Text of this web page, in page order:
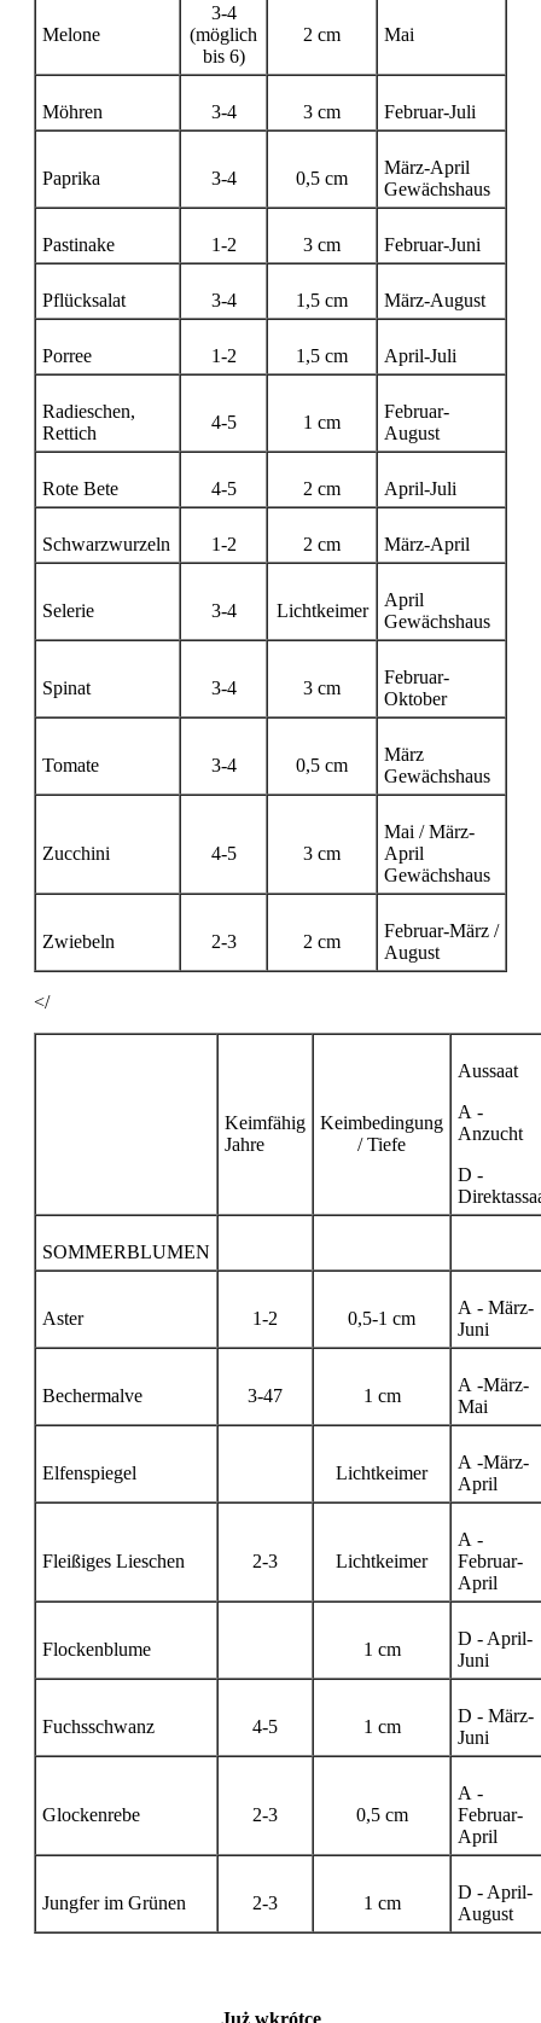
Melone
3-4
(möglich
bis 6)
2 cm Mai
Möhren 3-4 3 cm Februar-Juli
Paprika 3-4 0,5 cm
März-April
Gewächshaus
Pastinake 1-2 3 cm Februar-Juni
Pflücksalat 3-4 1,5 cm März-August
Porree 1-2 1,5 cm April-Juli
Radieschen,
Rettich
4-5 1 cm
Februar-
August
Rote Bete 4-5 2 cm April-Juli
Schwarzwurzeln 1-2 2 cm März-April
Selerie 3-4 Lichtkeimer
April
Gewächshaus
Spinat 3-4 3 cm
Februar-
Oktober
Tomate 3-4 0,5 cm
März
Gewächshaus
Zucchini 4-5 3 cm
Mai / März-
April
Gewächshaus
Zwiebeln 2-3 2 cm
Februar-März /
August
</
Keimfähig
Jahre
Keimbedingung
/ Tiefe
Aussaat
A -
Anzucht
D -
SOMMERBLUMEN
Aster 1-2 0,5-1 cm
A - März-
Juni
Bechermalve 3-47 1 cm
A -März-
Mai
Elfenspiegel Lichtkeimer
A -März-
April
Fleißiges Lieschen 2-3 Lichtkeimer
A -
Februar-
April
Flockenblume 1 cm
D - April-
Juni
Fuchsschwanz 4-5 1 cm
D - März-
Juni
Glockenrebe 2-3 0,5 cm
A -
Februar-
April
Jungfer im Grünen 2-3 1 cm
D - April-
August
Już wkrótce